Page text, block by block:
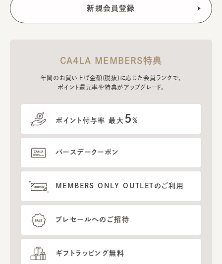
CA4LA MEMBERS特典
年間のお買い上げ金額(税抜)に応じた会員ランクで、
ポイント還元率や特典がアップグレード。
ポイント付与率 最大 5%
バースデークーポン
MEMBERS ONLY OUTLETのご利用
プレセールへのご招待
ギフトラッピング無料